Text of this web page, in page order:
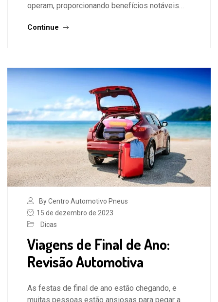
operam, proporcionando benefícios notáveis…
Continue
By Centro Automotivo Pneus
15 de dezembro de 2023
Dicas
Viagens de Final de Ano:
Revisão Automotiva
As festas de final de ano estão chegando, e
muitas pessoas estão ansiosas para pegar a